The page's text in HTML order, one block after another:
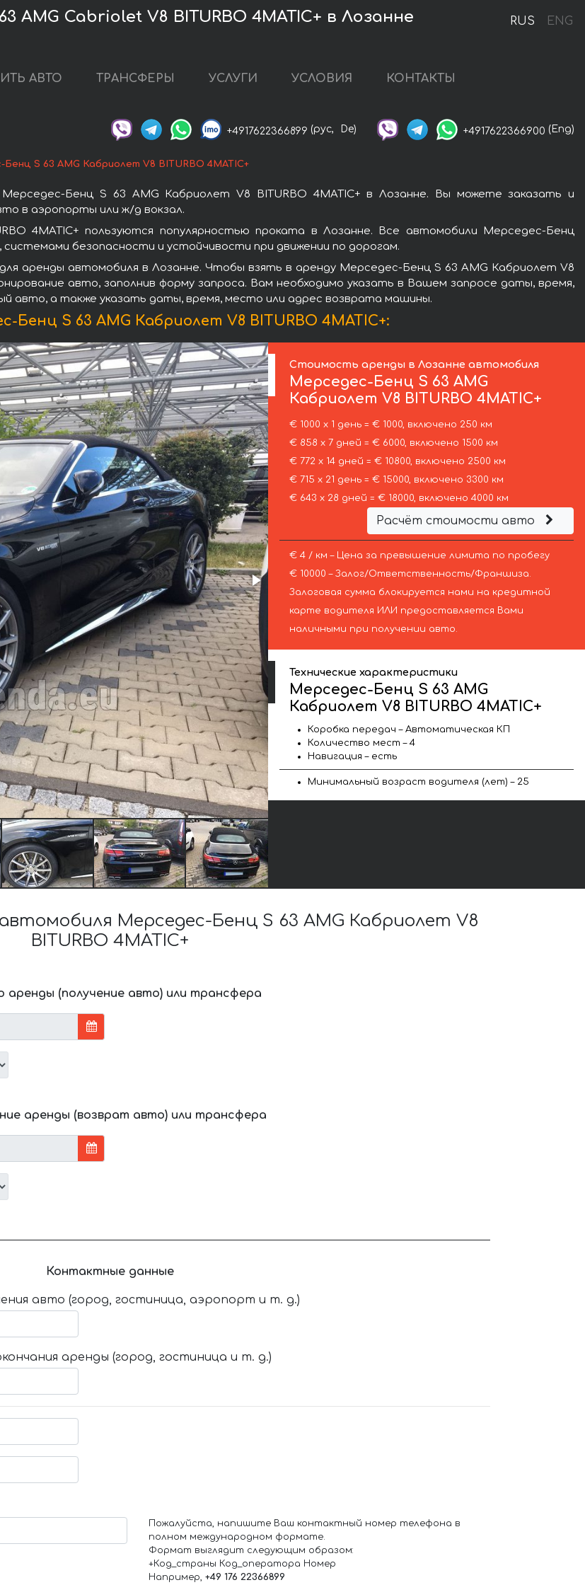
RUS ENG
AMG Cabriolet V8 BITURBO 4MATIC+ в Лозанне
АВТО ТРАНСФЕРЫ УСЛУГИ УСЛОВИЯ КОНТАКТЫ
+4917622366899 (рус, De) +4917622366900 (Eng)
S 63 AMG Кабриолет V8 BITURBO 4MATIC+
Бенц S 63 AMG Кабриолет V8 BITURBO 4MATIC+ в Лозанне. Вы можете заказать и
в аэропорты или ж/д вокзал.
4MATIC+ пользуются популярностью проката в Лозанне. Все автомобили Мерседес-Бенц
безопасности и устойчивости при движении по дорогам.
аренды автомобиля в Лозанне. Чтобы взять в аренду Мерседес-Бенц S 63 AMG Кабриолет V8
авто, заполнив форму запроса. Вам необходимо указать в Вашем запросе даты, время,
авто, а также указать даты, время, место или адрес возврата машины.
S 63 AMG Кабриолет V8 BITURBO 4MATIC+:
Стоимость аренды в Лозанне автомобиля
Мерседес-Бенц S 63 AMG
Кабриолет V8 BITURBO 4MATIC+
€ 1000 х 1 день = € 1000, включено 250 км
€ 858 х 7 дней = € 6000, включено 1500 км
€ 772 х 14 дней = € 10800, включено 2500 км
€ 715 х 21 день = € 15000, включено 3300 км
€ 643 х 28 дней = € 18000, включено 4000 км
Расчёт стоимости авто
€ 4 / км – Цена за превышение лимита по пробегу
€ 10000 – Залог/Ответственность/Франшиза.
Залоговая сумма блокируется нами на кредитной
карте водителя ИЛИ предоставляется Вами
наличными при получении авто.
Технические характеристики
Мерседес-Бенц S 63 AMG
Кабриолет V8 BITURBO 4MATIC+
Коробка передач – Автоматическая КП
Количество мест – 4
Навигация – есть
Минимальный возраст водителя (лет) – 25
Мерседес-Бенц S 63 AMG Кабриолет V8
BITURBO 4MATIC+
аренды (получение авто) или трансфера
аренды (возврат авто) или трансфера
Контактные данные
авто (город, гостиница, аэропорт и т. д.)
аренды (город, гостиница и т. д.)
Пожалуйста, напишите Ваш контактный номер телефона в
полном международном формате.
Формат выглядит следующим образом:
+Код_страны Код_оператора Номер
Например, +49 176 22366899